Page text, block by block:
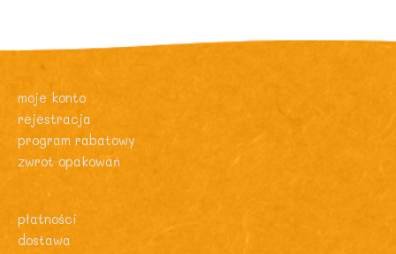
moje konto
rejestracja
program rabatowy
zwrot opakowań
płatności
dostawa